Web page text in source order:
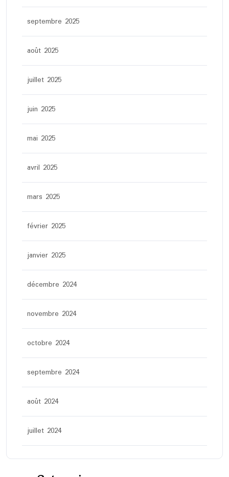
septembre 2025
août 2025
juillet 2025
juin 2025
mai 2025
avril 2025
mars 2025
février 2025
janvier 2025
décembre 2024
novembre 2024
octobre 2024
septembre 2024
août 2024
juillet 2024